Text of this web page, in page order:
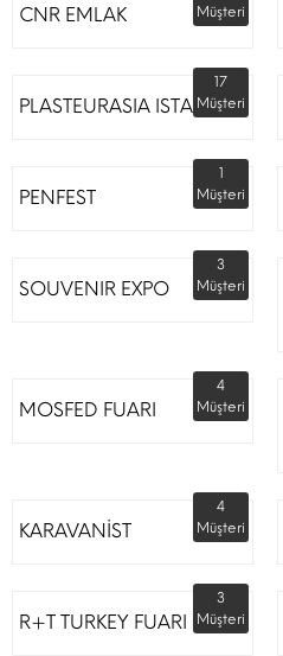
CNR EMLAK
Müşteri
PLASTEURASIA ISTANBUL
17
Müşteri
PENFEST
1
Müşteri
SOUVENIR EXPO
3
Müşteri
MOSFED FUARI
4
Müşteri
KARAVANİST
4
Müşteri
R+T TURKEY FUARI
3
Müşteri